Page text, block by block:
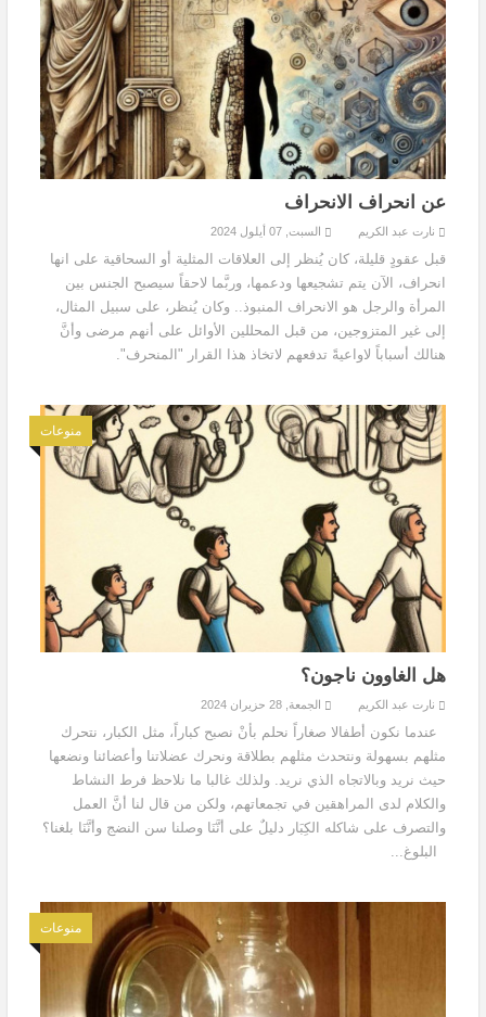
عن انحراف الانحراف
نارت عبد الكريم السبت, 07 أيلول 2024
قبل عقودٍ قليلة، كان يُنظر إلى العلاقات المثلية أو السحاقية على انها
انحراف، الآن يتم تشجيعها ودعمها، وربَّما لاحقاً سيصبح الجنس بين
المرأة والرجل هو الانحراف المنبوذ.. وكان يُنظر، على سبيل المثال،
إلى غير المتزوجين، من قبل المحللين الأوائل على أنهم مرضى وأنَّ
هنالك أسباباً لاواعيةً تدفعهم لاتخاذ هذا القرار "المنحرف".
منوعات
هل الغاوون ناجون؟
نارت عبد الكريم الجمعة, 28 حزيران 2024
عندما نكون أطفالا صغاراً نحلم بأنْ نصبح كباراً، مثل الكبار، نتحرك
مثلهم بسهولة ونتحدث مثلهم بطلاقة ونحرك عضلاتنا وأعضائنا ونضعها
حيث نريد وبالاتجاه الذي نريد. ولذلك غالبا ما نلاحظ فرط النشاط
والكلام لدى المراهقين في تجمعاتهم، ولكن من قال لنا أنَّ العمل
والتصرف على شاكله الكِبَار دليلٌ على أنَّنَا وصلنا سن النضج وأنَّنَا بلغنا؟
البلوغ...
منوعات